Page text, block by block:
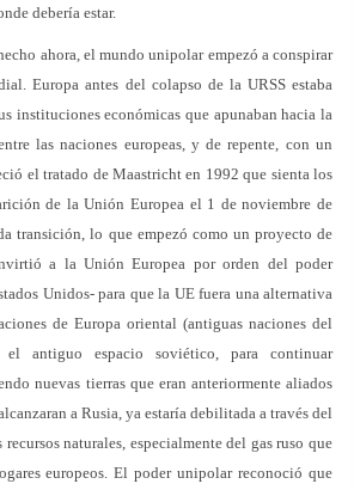
debería estar.
ahora, el mundo unipolar empezó a conspirar
Europa antes del colapso de la URSS estaba
instituciones económicas que apunaban hacia la
las naciones europeas, y de repente, con un
el tratado de Maastricht en 1992 que sienta los
de la Unión Europea el 1 de noviembre de
transición, lo que empezó como un proyecto de
a la Unión Europea por orden del poder
Unidos- para que la UE fuera una alternativa
de Europa oriental (antiguas naciones del
antiguo espacio soviético, para continuar
nuevas tierras que eran anteriormente aliados
a Rusia, ya estaría debilitada a través del
recursos naturales, especialmente del gas ruso que
europeos. El poder unipolar reconoció que